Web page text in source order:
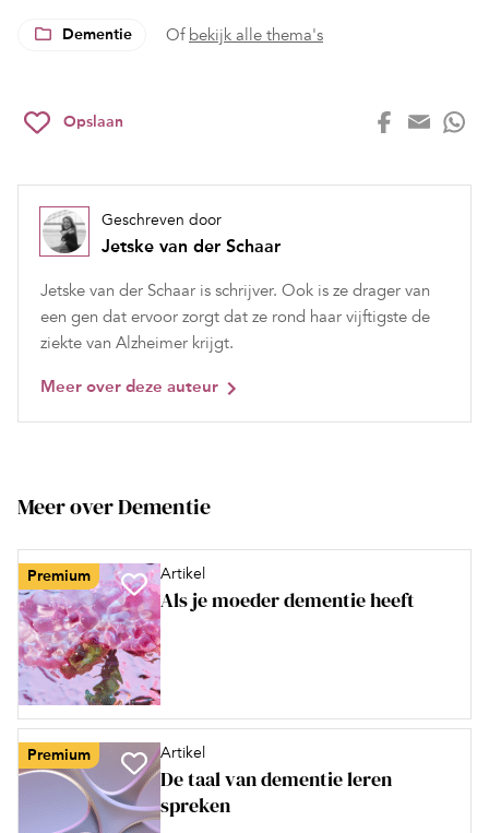
Dementie Of bekijk alle thema's
Opslaan
Geschreven door
Jetske van der Schaar
Jetske van der Schaar is schrijver. Ook is ze drager van
een gen dat ervoor zorgt dat ze rond haar vijftigste de
ziekte van Alzheimer krijgt.
Meer over deze auteur
Meer over Dementie
Premium Artikel
Als je moeder dementie heeft
Premium Artikel
De taal van dementie leren
spreken